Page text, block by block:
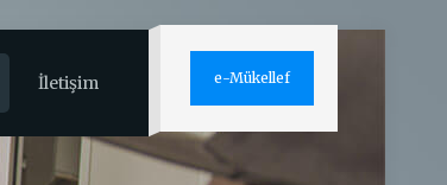
İletişim e-Mükellef